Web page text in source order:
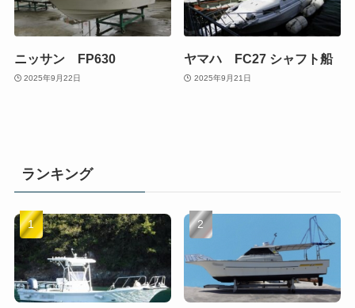
ニッサン FP630
2025年9月22日
ヤマハ FC27 シャフト船
2025年9月21日
ランキング